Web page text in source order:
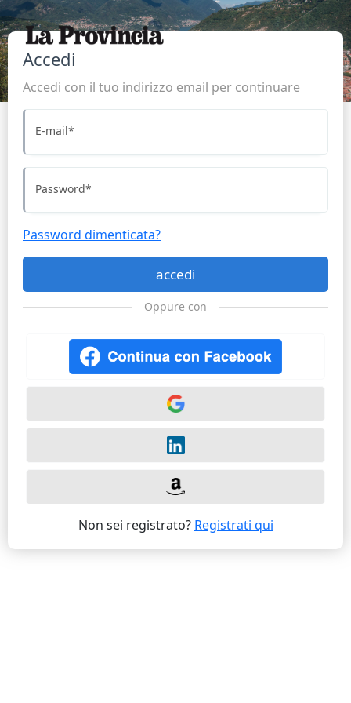
Accedi
Accedi con il tuo indirizzo email per continuare
E-mail*
Password*
Password dimenticata?
accedi
Oppure con
Non sei registrato? Registrati qui